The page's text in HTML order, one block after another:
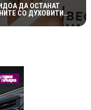
ДА ОСТАНАТ
СО ДУХОВИТИ